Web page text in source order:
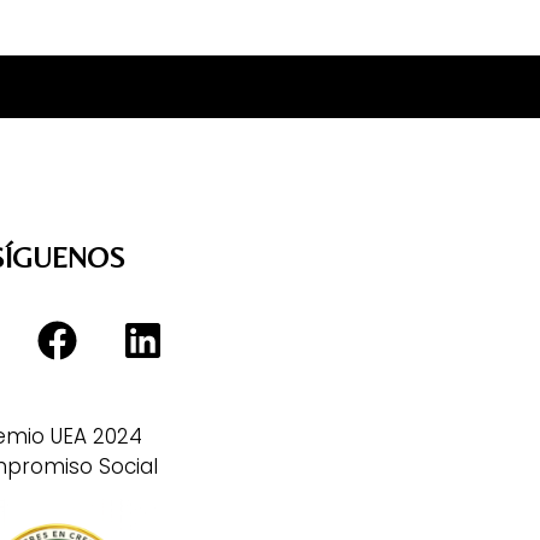
UEA 2024
Social